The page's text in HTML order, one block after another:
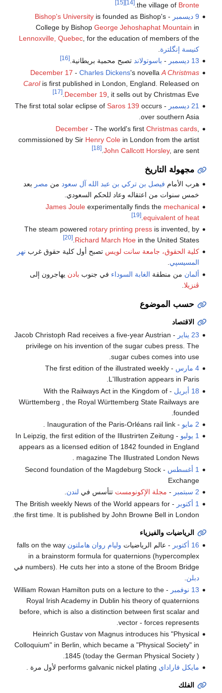
the village of Bronte
.
[14]
[15]
9 ديسمبر -
Bishop's Universityis founded as Bishop's
College by Bishop George Jehoshaphat Mountain in
Lennoxville, Quebec, for the education of members of the
كنيسة إنگلترة
13 ديسمبر
- باسوتولاند تصبح محمية بريطانية.[16]
December 17 - Charles Dickens's novella A Christmas
Carolis first published in London, England. Released on
December 19 , it sells out by Christmas Eve.
[17]
21 ديسمبر - The first total solar eclipse of
Saros 139 occurs
over southern Asia.
December- The world's first Christmas cards,
commissioned by Sir Henry Colein London from the artist
John Callcott Horsley, are sent.
[18]
مجهولة التاريخ
هرب الأمام فيصل بن تركي بن عبد الله آل سعود من مصر بعد
خمس سنوات من اعتقاله وعاد للحكم السعودي.
James Jouleexperimentally finds the mechanical
equivalent of heat
.
[19]
The steam powered rotary printing pressis invented, by
Richard March Hoein the United States.
[20]
كلية الحقوق، جامعة سانت لويس تصبح أول كلية حقوق غرب نهر
المسيسپي.
ألمان من منطقة الغابة السوداء في جنوب بادن يهاجرون إلى
ڤنزيلا
حسب الموضوع
الاقتصاد
23 يناير
- Jacob Christoph Rad receives a five-year Austrian
privilege on his invention of the sugar cubes press. The
sugar cubes comes into use.
4 مارس
- The first edition of the illustrated weekly
L'Illustration appears in Paris.
18 أبريل
- With the Railways Act in the Kingdom of
Württemberg , the Royal Württemberg State Railways are
founded.
2 مايو
- Inauguration of the Paris-Orléans rail link .
1 يوليو
- In Leipzig, the first edition of the Illustrirten Zeitung
appears as a licensed edition of 1842 founded in England
magazine The Illustrated London News .
1 أغسطس
- Second foundation of the Magdeburg Stock
Exchange
2 سبتمبر
- مجلة الإكونومست تتأسس في لندن.
1 أكتوبر
- The British weekly News of the World appears for
the first time. It is published by John Browne Bell in London.
الرياضيات والفيزياء
16 أكتوبر
- عالم الرياضيات وليام روان هاملتون falls on the way
in a brainstorm formula for quaternions (hypercomplex
numbers). He cuts her into a stone of the Broom Bridge في
دبلن
13 نوفمبر
- William Rowan Hamilton puts on a lecture to the
Royal Irish Academy in Dublin his theory of quaternions
before, which is also a distinction between first scalar and
vector - forces represents.
Heinrich Gustav von Magnus introduces his "Physical
Colloquium" in Berlin, which became a "Physical Society" in
1845 (today the German Physical Society ).
مايكل فاراداي
الفلك